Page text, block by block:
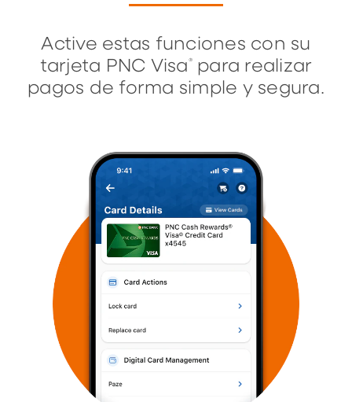
Active estas funciones con su
tarjeta PNC Visa®para realizar
pagos de forma simple y segura.